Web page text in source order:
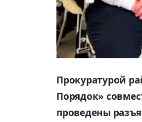
Прокуратурой
Порядок»
проведены